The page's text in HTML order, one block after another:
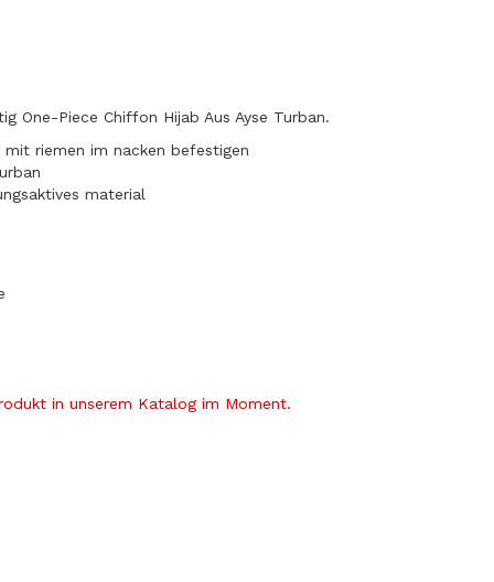
One-Piece Chiffon Hijab Aus Ayse Turban.
riemen im nacken befestigen
material
in unserem Katalog im Moment.